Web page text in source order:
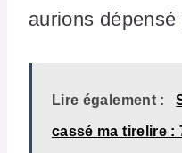
aurions dépensé
Lire également :
cassé ma tirelire :